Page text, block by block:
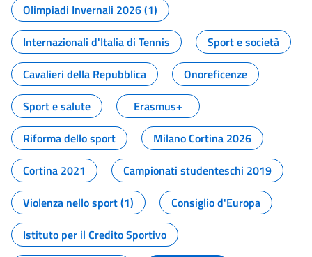
Olimpiadi Invernali 2026 (1)
Internazionali d'Italia di Tennis
Sport e società
Cavalieri della Repubblica
Onoreficenze
Sport e salute
Erasmus+
Riforma dello sport
Milano Cortina 2026
Cortina 2021
Campionati studenteschi 2019
Violenza nello sport (1)
Consiglio d'Europa
Istituto per il Credito Sportivo